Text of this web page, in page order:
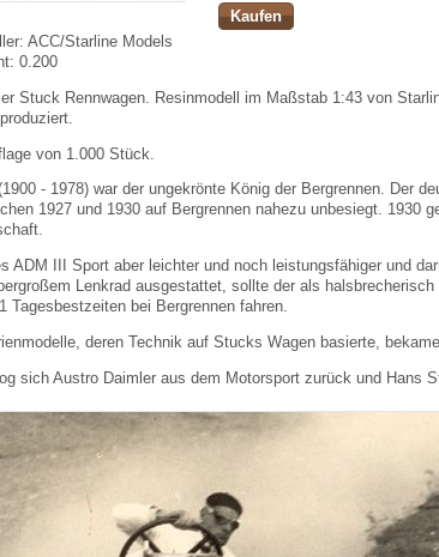
ACC/Starline Models
0.200
Kaufen
Stuck Rennwagen. Resinmodell im Maßstab 1:43 von
von 1.000 Stück.
- 1978) war der ungekrönte König der Bergrennen. Der
1927 und 1930 auf Bergrennen nahezu unbesiegt. 1930
ADM III Sport aber leichter und noch leistungsfähiger und
Lenkrad ausgestattet, sollte der als
Tagesbestzeiten bei Bergrennen fahren.
deren Technik auf Stucks Wagen basierte,
sich Austro Daimler aus dem Motorsport zurück und Hans